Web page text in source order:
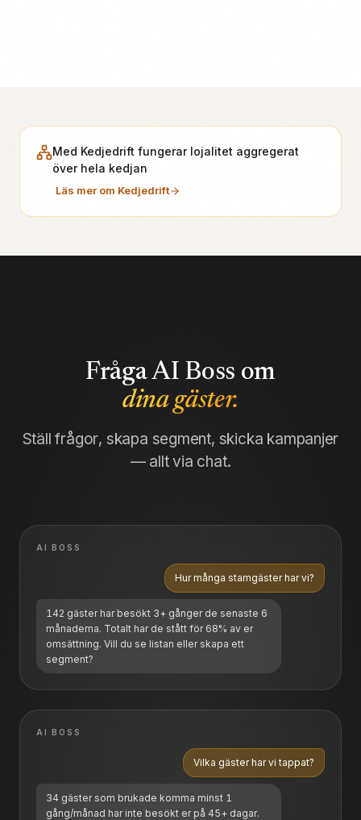
Med Kedjedrift fungerar lojalitet aggregerat
över hela kedjan
Läs mer om Kedjedrift
Fråga AI Boss om
dina gäster.
Ställ frågor, skapa segment, skicka kampanjer
— allt via chat.
AI BOSS
Hur många stamgäster har vi?
142 gäster har besökt 3+ gånger de senaste 6
månaderna. Totalt har de stått för 68% av er
omsättning. Vill du se listan eller skapa ett
segment?
AI BOSS
Vilka gäster har vi tappat?
34 gäster som brukade komma minst 1
gång/månad har inte besökt er på 45+ dagar.